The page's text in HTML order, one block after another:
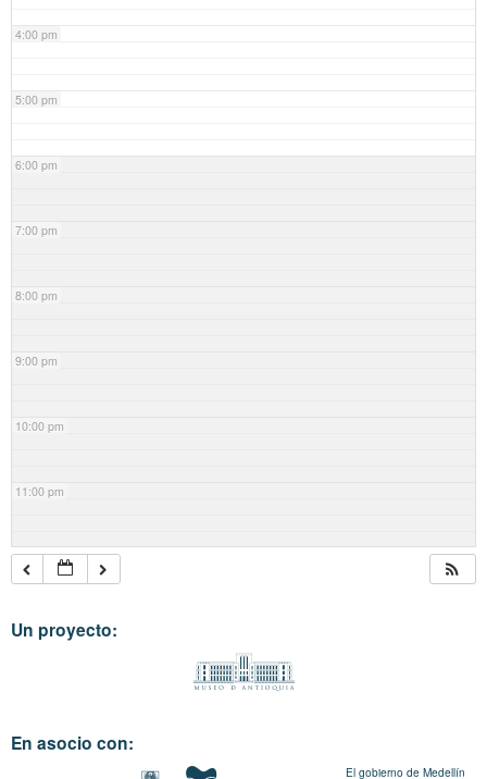
4:00 pm
5:00 pm
6:00 pm
7:00 pm
8:00 pm
9:00 pm
10:00 pm
11:00 pm
Un proyecto:
En asocio con:
El gobierno de Medellín